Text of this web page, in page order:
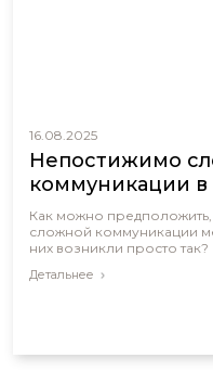
16.08.2025
Непостижимо
коммуникации
Как можно
сложной коммуникации
них возникли просто так?
Детальнее